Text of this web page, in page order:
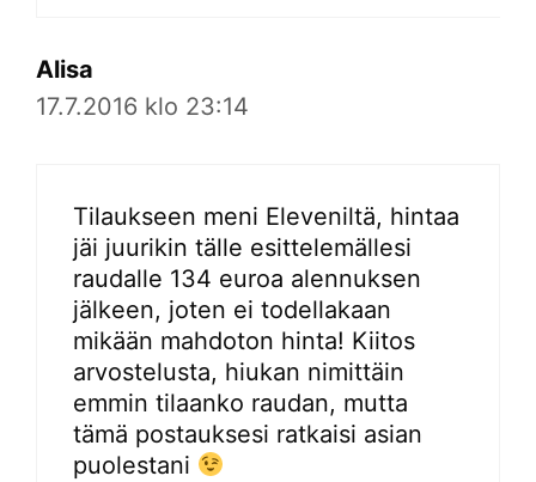
Alisa
17.7.2016 klo 23:14
Tilaukseen meni Eleveniltä, hintaa
jäi juurikin tälle esittelemällesi
raudalle 134 euroa alennuksen
jälkeen, joten ei todellakaan
mikään mahdoton hinta! Kiitos
arvostelusta, hiukan nimittäin
emmin tilaanko raudan, mutta
tämä postauksesi ratkaisi asian
puolestani